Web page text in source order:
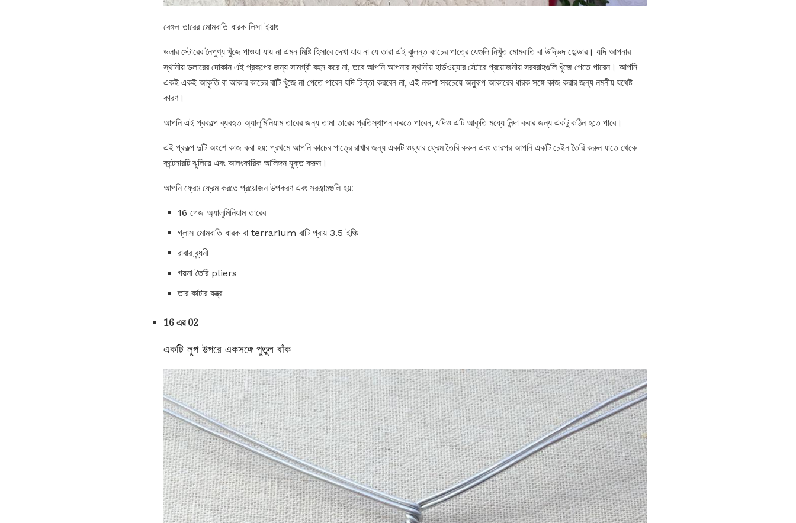
বেঙ্গল তারের মোমবাতি ধারক লিসা ইয়াং
ডলার স্টোরের নৈপুণ্য খুঁজে পাওয়া যায় না এমন মিষ্টি হিসাবে দেখা যায় না যে তারা এই ঝুলন্ত কাচের পাত্রে যেগুলি নিখুঁত মোমবাতি বা উদ্ভিদ হোল্ডার। যদি আপনার
স্থানীয় ডলারের দোকান এই প্রকল্পের জন্য সামগ্রী বহন করে না, তবে আপনি আপনার স্থানীয় হার্ডওয়্যার স্টোরে প্রয়োজনীয় সরবরাহগুলি খুঁজে পেতে পারেন। আপনি
একই একই আকৃতি বা আকার কাচের বাটি খুঁজে না পেতে পারেন যদি চিন্তা করবেন না, এই নকশা সবচেয়ে অনুরূপ আকারের ধারক সঙ্গে কাজ করার জন্য নমনীয় যথেষ্ট
কারণ।
আপনি এই প্রকল্পে ব্যবহৃত অ্যালুমিনিয়াম তারের জন্য তামা তারের প্রতিস্থাপন করতে পারেন, যদিও এটি আকৃতি মধ্যে নিন্দা করার জন্য একটু কঠিন হতে পারে।
এই প্রকল্প দুটি অংশে কাজ করা হয়: প্রথমে আপনি কাচের পাত্রে রাখার জন্য একটি ওয়্যার ফ্রেম তৈরি করুন এবং তারপর আপনি একটি চেইন তৈরি করুন যাতে থেকে
কন্টেনারটি ঝুলিয়ে এবং আলংকারিক আলিঙ্গন যুক্ত করুন।
আপনি ফ্রেম ফ্রেম করতে প্রয়োজন উপকরণ এবং সরঞ্জামগুলি হয়:
16 গেজ অ্যালুমিনিয়াম তারের
গ্লাস মোমবাতি ধারক বা terrarium বাটি প্রায় 3.5 ইঞ্চি
রাবার ব্ন্ধনী
গয়না তৈরি pliers
তার কাটার যন্ত্র
16 এর 02
একটি লুপ উপরে একসঙ্গে পুতুল বাঁক